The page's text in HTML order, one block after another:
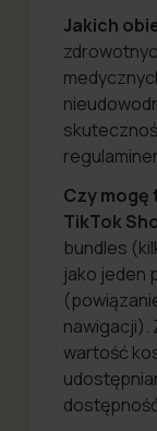
Jakich
Czy
TikTok
bundles
jako jeden
nawigacji).
wartość